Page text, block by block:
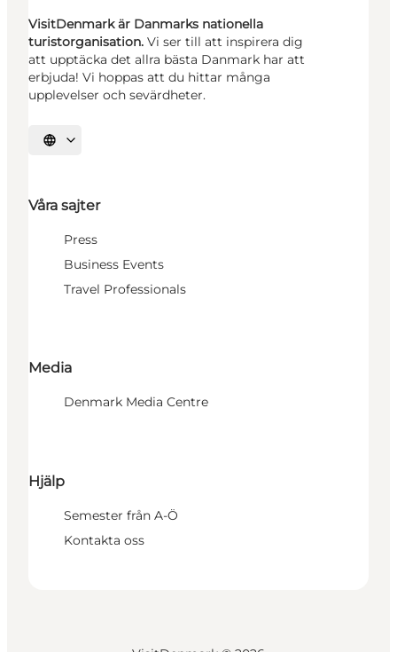
VisitDenmark är Danmarks nationella
turistorganisation. Vi ser till att inspirera dig
att upptäcka det allra bästa Danmark har att
erbjuda! Vi hoppas att du hittar många
upplevelser och sevärdheter.
Välj språk
Våra sajter
Press
Business Events
Travel Professionals
Media
Denmark Media Centre
Hjälp
Semester från A-Ö
Kontakta oss